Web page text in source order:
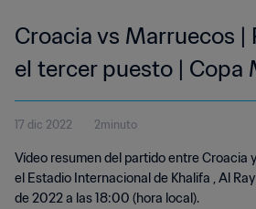
Croacia vs Marruecos
el tercer puesto | Copa
la FIFA Catar 2022™ |
17 dic 2022 2minuto
Vídeo resumen del partido entre Croacia
el Estadio Internacional de Khalifa , Al
de 2022 a las 18:00 (hora local).